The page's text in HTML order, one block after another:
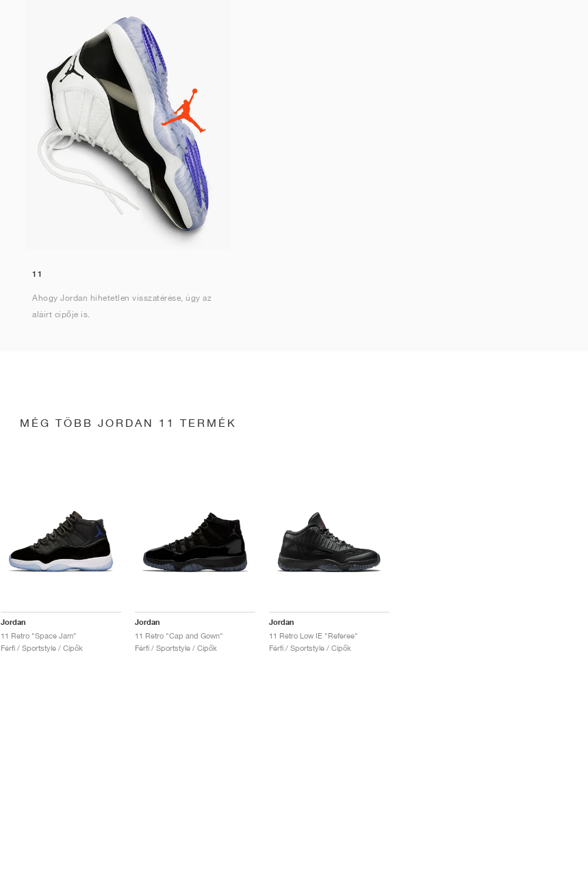
11
Ahogy Jordan hihetetlen visszatérése, úgy az
aláírt cipője is.
MÉG TÖBB JORDAN 11 TERMÉK
Jordan
11 Retro "Space Jam"
Férfi / Sportstyle / Cipők
Jordan
11 Retro "Cap and Gown"
Férfi / Sportstyle / Cipők
Jordan
11 Retro Low IE "Referee"
Férfi / Sportstyle / Cipők